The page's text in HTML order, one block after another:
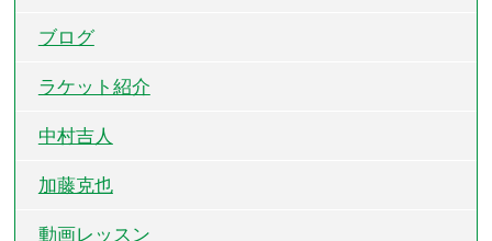
ブログ
ラケット紹介
中村吉人
加藤克也
動画レッスン